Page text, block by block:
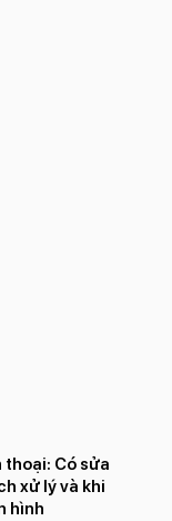
thoại: Có sửa
xử lý và khi
hình